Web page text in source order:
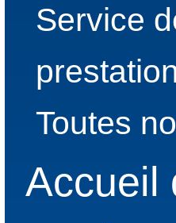
Service
Toutes
Accueil